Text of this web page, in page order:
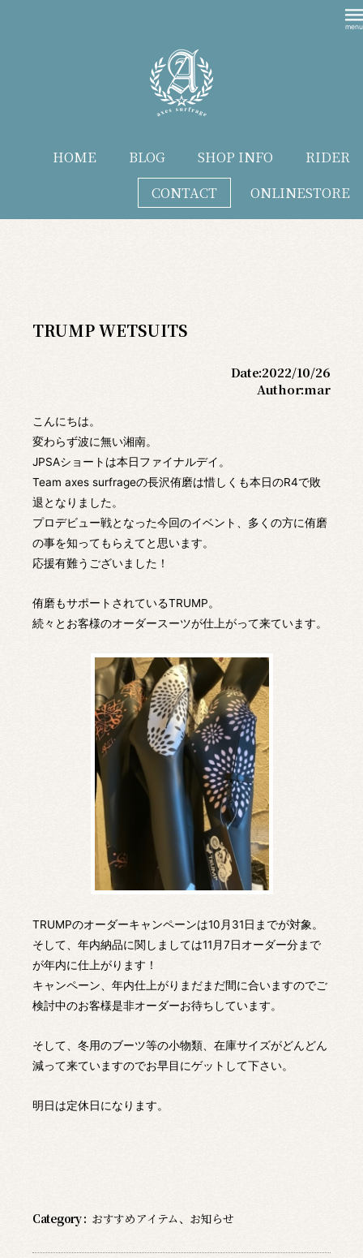
HOME BLOG SHOP INFO
RIDER
CONTACT
ONLINESTORE
TRUMP WETSUITS
Date:2022/10/26
Author:mar
こんにちは。
変わらず波に無い湘南。
JPSAショートは本日ファイナルデイ。
Team axes surfrageの長沢侑磨は惜しくも本日のR4で敗
退となりました。
プロデビュー戦となった今回のイベント、多くの方に侑磨
の事を知ってもらえてと思います。
応援有難うございました！
侑磨もサポートされているTRUMP。
続々とお客様のオーダースーツが仕上がって来ています。
TRUMPのオーダーキャンペーンは10月31日までが対象。
そして、年内納品に関しましては11月7日オーダー分まで
が年内に仕上がります！
キャンペーン、年内仕上がりまだまだ間に合いますのでご
検討中のお客様是非オーダーお待ちしています。
そして、冬用のブーツ等の小物類、在庫サイズがどんどん
減って来ていますのでお早目にゲットして下さい。
明日は定休日になります。
Category : おすすめアイテム、 お知らせ